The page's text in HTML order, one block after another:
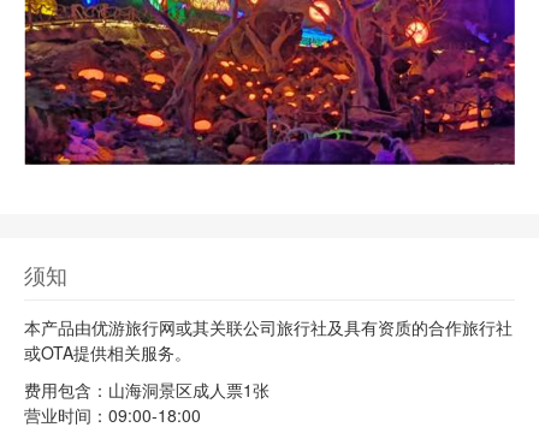
须知
本产品由优游旅行网或其关联公司旅行社及具有资质的合作旅行社
或OTA提供相关服务。
费用包含：山海洞景区成人票1张
营业时间：09:00-18:00